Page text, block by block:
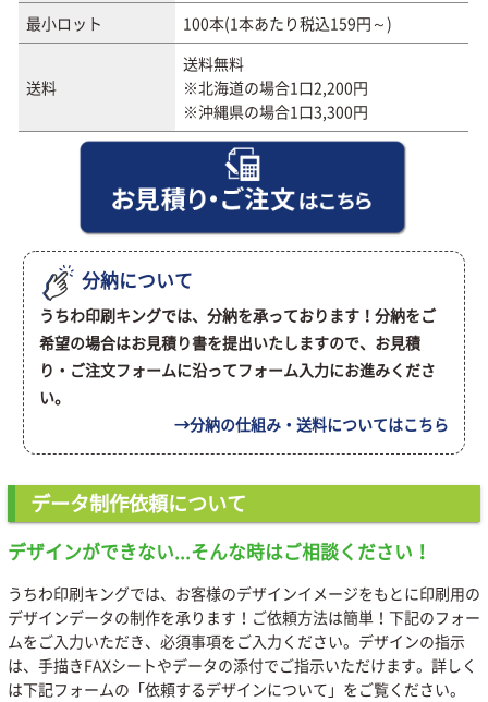
最小ロット
100本(1本あたり税込159円～)
送料
送料無料
※北海道の場合1口2,200円
※沖縄県の場合1口3,300円
分納について
うちわ印刷キングでは、分納を承っております！分納をご
希望の場合はお見積り書を提出いたしますので、お見積
り・ご注文フォームに沿ってフォーム入力にお進みくださ
い。
→分納の仕組み・送料についてはこちら
データ制作依頼について
デザインができない...そんな時はご相談ください！
うちわ印刷キングでは、お客様のデザインイメージをもとに印刷用の
デザインデータの制作を承ります！ご依頼方法は簡単！下記のフォー
ムをご入力いただき、必須事項をご入力ください。デザインの指示
は、手描きFAXシートやデータの添付でご指示いただけます。詳しく
は下記フォームの「依頼するデザインについて」をご覧ください。